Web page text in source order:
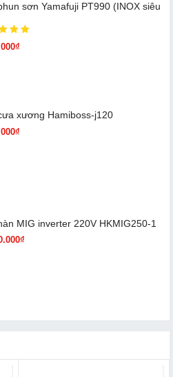
sơn Yamafuji PT990 (INOX siêu
xương Hamiboss-j120
MIG inverter 220V HKMIG250-1